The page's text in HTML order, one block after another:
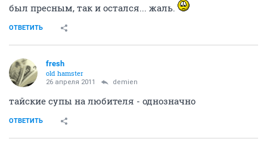
был пресным, так и остался... жаль.
ОТВЕТИТЬ
fresh
old hamster
26 апреля 2011 demien
тайские супы на любителя - однозначно
ОТВЕТИТЬ